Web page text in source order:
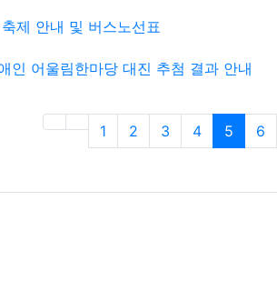
제 안내 및 버스노선표
인 어울림한마당 대진 추첨 결과 안내
1 2 3 4 5 6